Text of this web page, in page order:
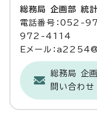
総務局 企画部 統
電話番号：052-
972-4114
Eメール：
総務局 企
問い合わせ